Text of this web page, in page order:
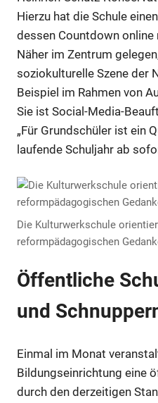
Hierzu hat die Schule einen
dessen Countdown
Näher im Zentrum
soziokulturelle Szene der
Beispiel im Rahmen von
Sie ist Social-Media-
„Für Grundschüler ist ein
laufende Schuljahr ab
Die Kulturwerkschule
reformpädagogischen
Öffentliche
und
Einmal im Monat
Bildungseinrichtung eine
durch den derzeitigen